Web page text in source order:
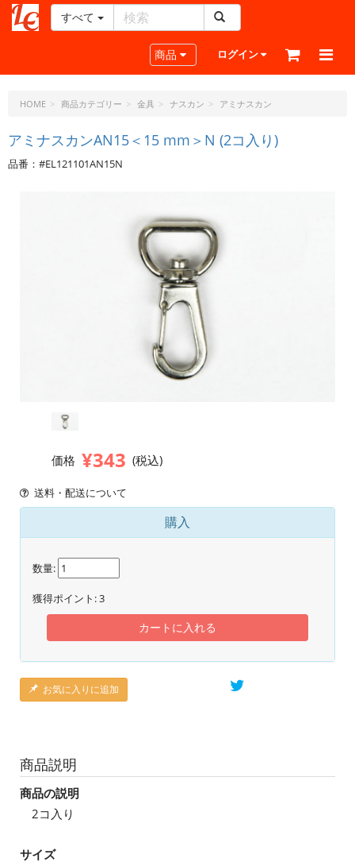
ー
ラ
ト・
ド
ッ
すべて
Toggle navigation
商品 ログイン
HOME 商品カテゴリー 金具 ナスカン アミナスカン
アミナスカンAN15＜15 mm＞N (2コ入り)
品番：#EL121101AN15N
価格 ¥343 (税込)
送料・配送について
購入
数量:
獲得ポイント:3
カートに入れる
お気に入りに追加
商品説明
商品の説明
2コ入り
サイズ